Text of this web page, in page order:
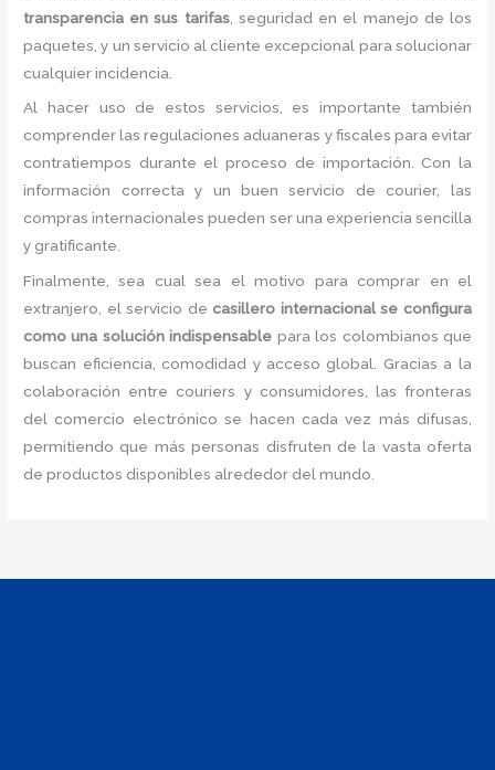
transparencia en sus tarifas, seguridad en el manejo de los
paquetes, y un servicio al cliente excepcional para solucionar
cualquier incidencia.
Al hacer uso de estos servicios, es importante también
comprender las regulaciones aduaneras y fiscales para evitar
contratiempos durante el proceso de importación. Con la
información correcta y un buen servicio de courier, las
compras internacionales pueden ser una experiencia sencilla
y gratificante.
Finalmente, sea cual sea el motivo para comprar en el
extranjero, el servicio de casillero internacional se configura
como una solución indispensable para los colombianos que
buscan eficiencia, comodidad y acceso global. Gracias a la
colaboración entre couriers y consumidores, las fronteras
del comercio electrónico se hacen cada vez más difusas,
permitiendo que más personas disfruten de la vasta oferta
de productos disponibles alrededor del mundo.